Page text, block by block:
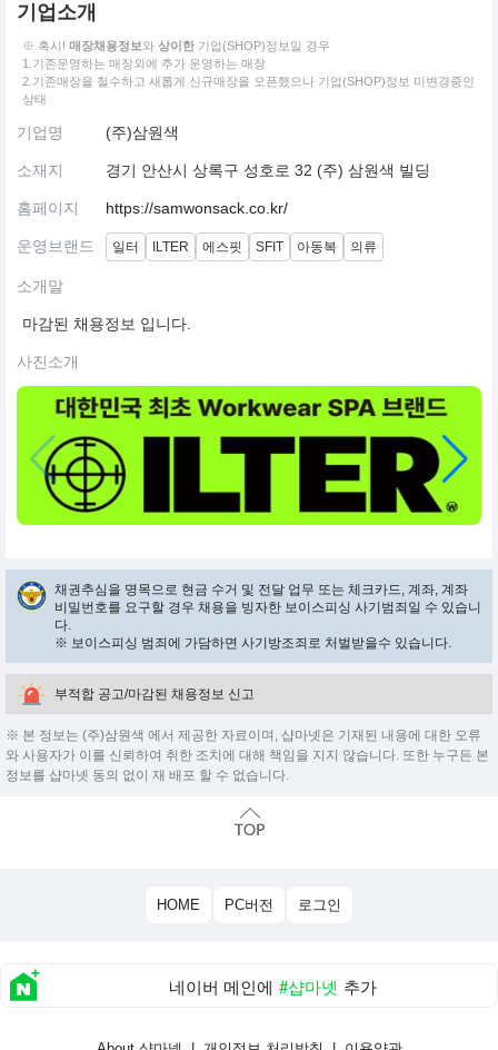
기업소개
※ 혹시! 매장채용정보와 상이한 기업(SHOP)정보일 경우
1.기존운영하는 매장외에 추가 운영하는 매장
2.기존매장을 철수하고 새롭게 신규매장을 오픈했으나 기업(SHOP)정보 미변경중인
상태
기업명 (주)삼원색
소재지 경기 안산시 상록구 성호로 32 (주) 삼원색 빌딩
홈페이지 https://samwonsack.co.kr/
운영브랜드 일터 ILTER 에스핏 SFIT 아동복 의류
소개말
마감된 채용정보 입니다.
사진소개
채권추심을 명목으로 현금 수거 및 전달 업무 또는 체크카드, 계좌, 계좌
비밀번호를 요구할 경우 채용을 빙자한 보이스피싱 사기범죄일 수 있습니
다.
※ 보이스피싱 범죄에 가담하면 사기방조죄로 처벌받을수 있습니다.
부적합 공고/마감된 채용정보 신고
※ 본 정보는 (주)삼원색 에서 제공한 자료이며, 샵마넷은 기재된 내용에 대한 오류
와 사용자가 이를 신뢰하여 취한 조치에 대해 책임을 지지 않습니다. 또한 누구든 본
정보를 샵마넷 동의 없이 재 배포 할 수 없습니다.
HOME PC버전 로그인
네이버 메인에 #샵마넷 추가